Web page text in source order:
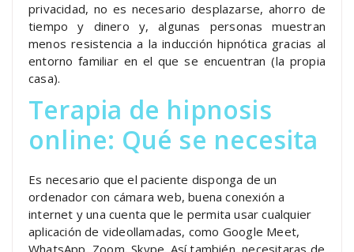
privacidad, no es necesario desplazarse, ahorro de
tiempo y dinero y, algunas personas muestran
menos resistencia a la inducción hipnótica gracias al
entorno familiar en el que se encuentran (la propia
casa).
Terapia de hipnosis
online: Qué se necesita
Es necesario que el paciente disponga de un
ordenador con cámara web, buena conexión a
internet y una cuenta que le permita usar cualquier
aplicación de videollamadas, como Google Meet,
WhatsApp, Zoom, Skype. Así también, necesitaras de